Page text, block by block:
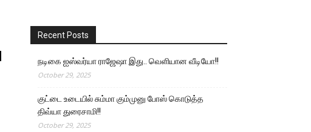
Recent Posts
நடிகை ஐஸ்வர்யா ராஜேஷா இது.. வெளியான வீடியோ!!
October 29, 2025
குட்டை உடையில் சும்மா கும்முனு போஸ் கொடுத்த
திவ்யா துரைசாமி!!
October 29, 2025